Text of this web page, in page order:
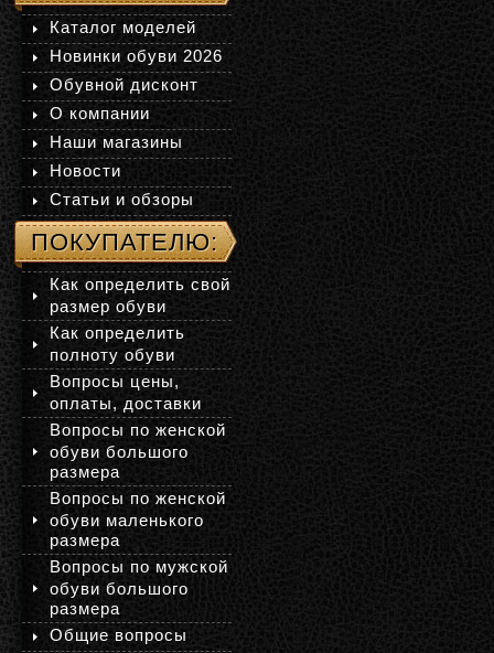
Каталог моделей
Новинки обуви 2026
Обувной дисконт
О компании
Наши магазины
Новости
Статьи и обзоры
ПОКУПАТЕЛЮ:
Как определить свой
размер обуви
Как определить
полноту обуви
Вопросы цены,
оплаты, доставки
Вопросы по женской
обуви большого
размера
Вопросы по женской
обуви маленького
размера
Вопросы по мужской
обуви большого
размера
Общие вопросы